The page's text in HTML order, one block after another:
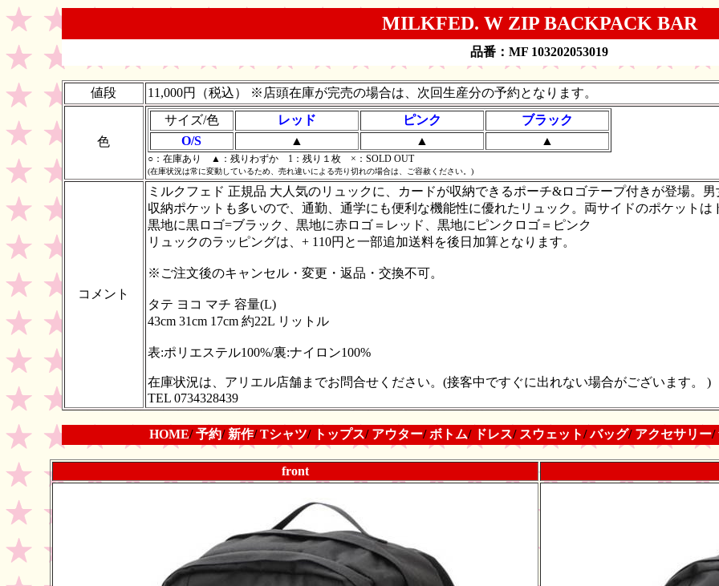
MILKFED. W ZIP BACKPACK BAR
品番：MF 103202053019
値段 11,000円（税込） ※店頭在庫が完売の場合は、次回生産分の予約となります。
色
サイズ/色 レッド ピンク
ブラック
O/S
▲ ▲ ▲
○：在庫あり ▲：残りわずか 1：残り１枚 ×：SOLD OUT
(在庫状況は常に変動しているため、売れ違いによる売り切れの場合は、ご容赦ください。)
コメント
ミルクフェド 正規品 大人気のリュックに、カードが収納できるポーチ&ロゴテープ付きが登場。
収納ポケットも多いので、通勤、通学にも便利な機能性に優れたリュック。両サイドのポケットは
黒地に黒ロゴ=ブラック、黒地に赤ロゴ＝レッド、黒地にピンクロゴ＝ピンク
リュックのラッピングは、+ 110円と一部追加送料を後日加算となります。
※ご注文後のキャンセル・変更・返品・交換不可。
タテ ヨコ マチ 容量(L)
43cm 31cm 17cm 約22L リットル
表:ポリエステル100%/裏:ナイロン100%
在庫状況は、アリエル店舗までお問合せください。(接客中ですぐに出れない場合がございます。 )
TEL 0734328439
HOME/予約/ 新作/Tシャツ/ トップス/ アウター/ボトム/ ドレス/ スウェット/バッグ/ アクセサリー/
front